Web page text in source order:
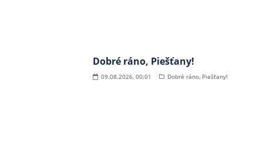
Dobré ráno, Piešťany!
09.08.2026, 00:01 Dobré ráno, Piešťany!